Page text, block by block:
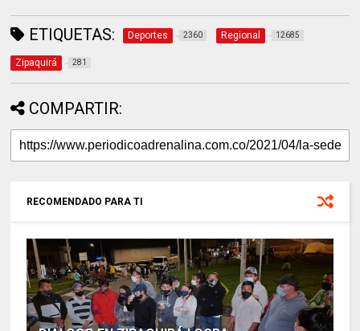
ETIQUETAS: Deportes 2360 Regional 12685
Zipaquirá 281
COMPARTIR:
RECOMENDADO PARA TI